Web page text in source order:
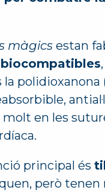
màgics estan
polidioxanona
molt en les
principal és
però